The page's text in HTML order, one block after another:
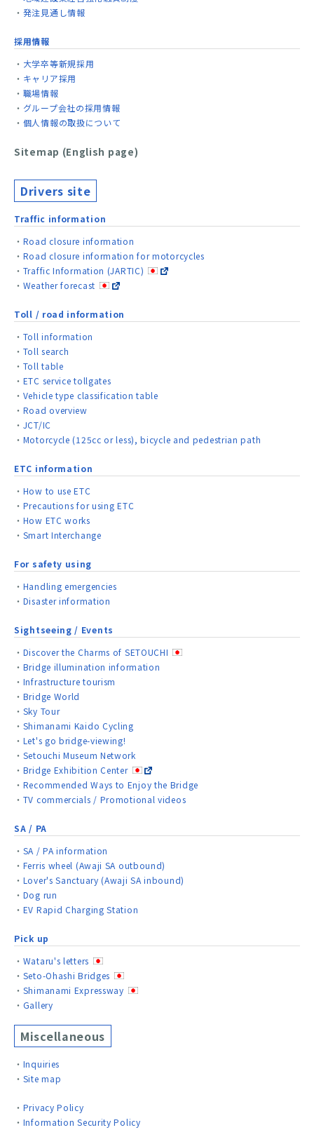
発注見通し情報
採用情報
大学卒等新規採用
キャリア採用
職場情報
グループ会社の採用情報
個人情報の取扱について
Sitemap (English page)
Drivers site
Traffic information
Road closure information
Road closure information for motorcycles
Traffic Information (JARTIC)
Weather forecast
Toll / road information
Toll information
Toll search
Toll table
ETC service tollgates
Vehicle type classification table
Road overview
JCT/IC
Motorcycle (125cc or less), bicycle and pedestrian path
ETC information
How to use ETC
Precautions for using ETC
How ETC works
Smart Interchange
For safety using
Handling emergencies
Disaster information
Sightseeing / Events
Discover the Charms of SETOUCHI
Bridge illumination information
Infrastructure tourism
Bridge World
Sky Tour
Shimanami Kaido Cycling
Let's go bridge-viewing!
Setouchi Museum Network
Bridge Exhibition Center
Recommended Ways to Enjoy the Bridge
TV commercials / Promotional videos
SA / PA
SA / PA information
Ferris wheel (Awaji SA outbound)
Lover's Sanctuary (Awaji SA inbound)
Dog run
EV Rapid Charging Station
Pick up
Wataru's letters
Seto-Ohashi Bridges
Shimanami Expressway
Gallery
Miscellaneous
Inquiries
Site map
Privacy Policy
Information Security Policy